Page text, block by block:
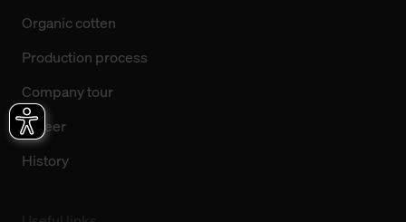
Organic cotten
Production process
Company tour
Career
History